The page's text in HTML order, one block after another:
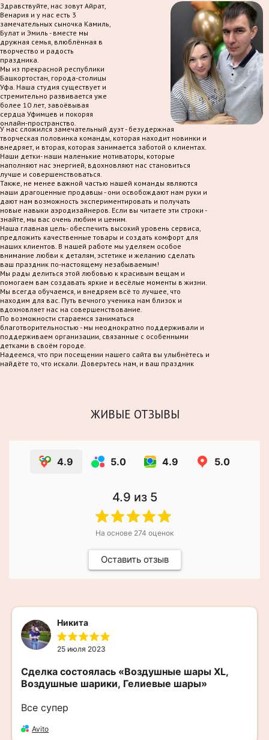
Здравствуйте, нас зовут Айрат,
Венария и у нас есть 3
замечательных сыночка Камиль,
Булат и Эмиль - вместе мы
дружная семья, влюблённая в
творчество и радость
праздника.
Мы из прекрасной республики
Башкортостан, города-столицы
Уфа. Наша студия существует и
стремительно развивается уже
более 10 лет, завоёвывая
сердца Уфимцев и покоряя
онлайн-пространство.
У нас сложился замечательный дуэт - безудержная
творческая половинка команды, которая находит новинки и
внедряет, и вторая, которая занимается заботой о клиентах.
Наши детки- наши маленькие мотиваторы, которые
наполняют нас энергией, вдохновляют нас становиться
лучше и совершенствоваться.
Также, не менее важной частью нашей команды являются
наши драгоценные продавцы - они освобождают нам руки и
дают нам возможность экспериментировать и получать
новые навыки аэродизайнеров. Если вы читаете эти строки -
знайте, мы вас очень любим и ценим.
Наша главная цель- обеспечить высокий уровень сервиса,
предложить качественные товары и создать комфорт для
наших клиентов. В нашей работе мы уделяем особое
внимание любви к деталям, эстетике и желанию сделать
ваш праздник по-настоящему незабываемым!
Мы рады делиться этой любовью к красивым вещам и
помогаем вам создавать яркие и весёлые моменты в жизни.
Мы всегда обучаемся, и внедряем всё то лучшее, что
находим для вас. Путь вечного ученика нам близок и
вдохновляет нас на совершенствование.
По возможности стараемся заниматься
благотворительностью - мы неоднократно поддерживали и
поддерживаем организации, связанные с особенными
детками в своём городе.
Надеемся, что при посещении нашего сайта вы улыбнётесь и
найдёте то, что искали. Доверьтесь нам, и ваш праздник
ЖИВЫЕ ОТЗЫВЫ
4.9 5.0 4.9 5.0
4.9 из 5
На основе 274 оценок
Оставить отзыв
Никита
25 июля 2023
Сделка состоялась «Воздушные шары XL,
Воздушные шарики, Гелиевые шары»
Все супер
Avito